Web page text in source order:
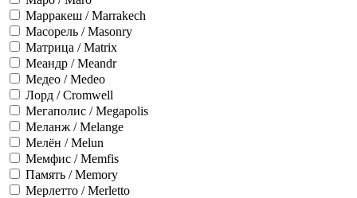
Марракеш / Marrakech
Масорель / Masonry
Матрица / Matrix
Меандр / Meandr
Медео / Medeo
Лорд / Cromwell
Мегаполис / Megapolis
Меланж / Melange
Мелён / Melun
Мемфис / Memfis
Память / Memory
Мерлетто / Merletto